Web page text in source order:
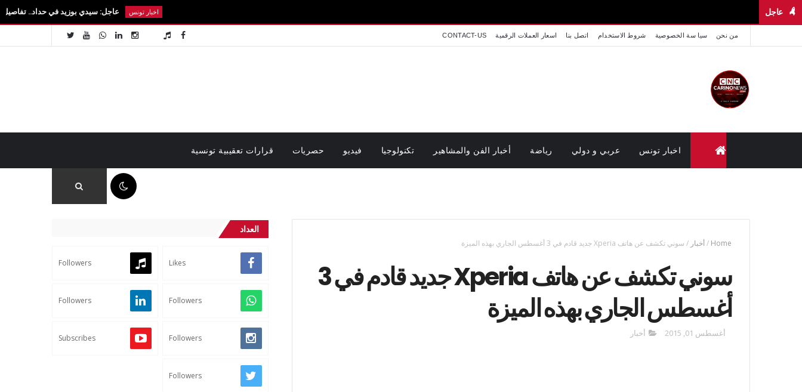
عاجل عاجل: سيدي بوزيد في حداد.. تفاصيل رحيل الطالبة
من نحن سيا سة الخصوصية شروط الاستخدام اتصل بنا اسعار العملات الرقمية CONTACT-US
اخبار تونس عربي و دولي رياضة أخبار الفن والمشاهير تكنولوجيا فيديو حصريات قرارات تعقيبية تونسية
Home
/أخبار / سوني تكشف عن هاتف Xperia جديد قادم في 3 أغسطس الجاري بهذه الميزة
سوني تكشف عن هاتف Xperia جديد قادم في 3
أغسطس الجاري بهذه الميزة
أغسطس 01, 2015 أخبار
العداد
Likes
Followers
Followers
Followers
Followers
Subscribes
Followers